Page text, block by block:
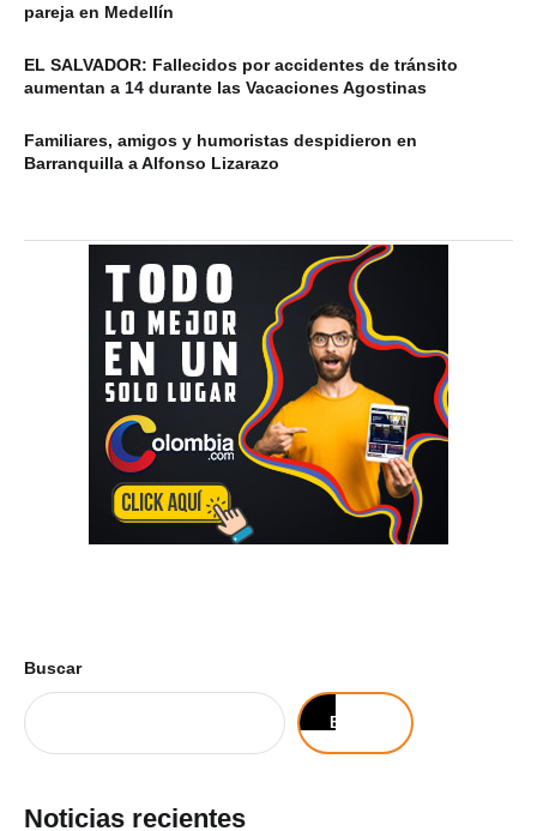
pareja en Medellín
EL SALVADOR: Fallecidos por accidentes de tránsito
aumentan a 14 durante las Vacaciones Agostinas
Familiares, amigos y humoristas despidieron en
Barranquilla a Alfonso Lizarazo
Buscar
Buscar
Noticias recientes